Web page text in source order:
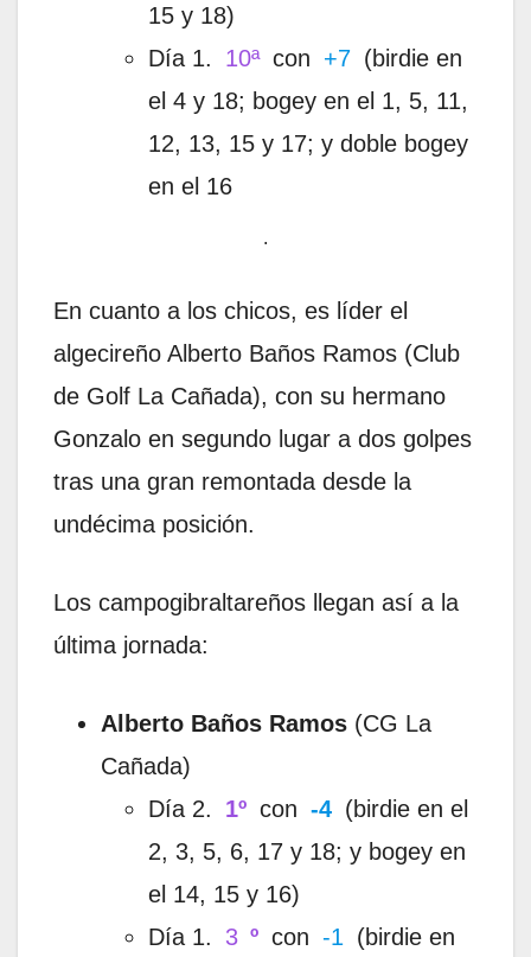
15 y 18)
Día 1.
10ª con +7 (birdie en
el 4 y 18; bogey en el 1, 5, 11,
12, 13, 15 y 17; y doble bogey
en el 16
.
En cuanto a los chicos, es líder el
algecireño Alberto Baños Ramos (Club
de Golf La Cañada), con su hermano
Gonzalo en segundo lugar a dos golpes
tras una gran remontada desde la
undécima posición.
Los campogibraltareños llegan así a la
última jornada:
Alberto Baños Ramos (CG La
Cañada)
Día 2.
1º con -4 (birdie en el
2, 3, 5, 6, 17 y 18; y bogey en
el 14, 15 y 16)
Día 1.
3 º con -1 (birdie en